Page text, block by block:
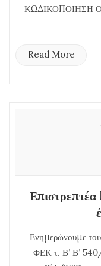
ΚΩΔΙΚΟΠΟΙΗΣΗ
Read More
Επιστρεπτέα
Ενημερώνουμε
ΦΕΚ τ. Β’ Β’